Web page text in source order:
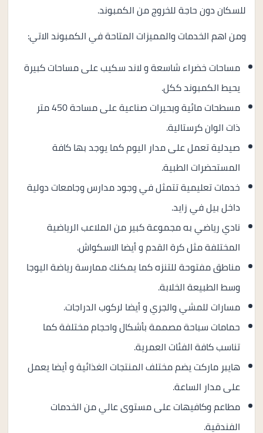
للسكان دون حاجة للخروج من الكمبوند.
ومن اهم الخدمات والمميزات المتاحة في الكمبوند الاتي:
مساحات خضراء شاسعة و لاند سكيب على مساحات كبيرة
يحيط الكمبوند ككل.
مسطحات مائية وبحيرات صناعية على مساحة 450 متر
ذات الوان كرستالية.
صيدلية تعمل على مدار اليوم كما يوجد بها كافة
المستحضرات الطبية.
خدمات تعليمية تتمثل في وجود مدارس وجامعات دولية
داخل بيل في زايد.
نادي رياضي به مجموعة كبير من الملاعب الرياضية
المختلفة مثل كرة القدم و أيضا الاسكواش.
مناطق مفتوحة للتنزه كما يمكنك ممارسة رياضة اليوجا
وسط الطبيعة الخلابة.
مسارات للمشي والجري و أيضا لركوب الدراجات.
حمامات سباحة مصممة بأشكال واحجام مختلفة كما
تناسب كافة الفئات العمرية.
هايبر ماركت يضم مختلف المنتجات الغذائية و أيضا يعمل
على مدار الساعة.
مطاعم وكافيهات على مستوى عالي من الخدمات
الفندقية.